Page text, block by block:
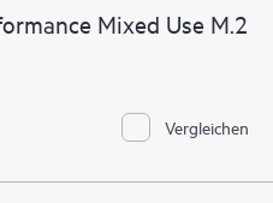
Mixed Use M.2
Vergleichen